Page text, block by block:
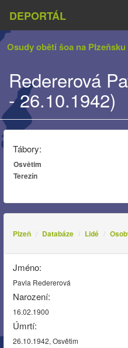
DEPORTÁL
Osudy obětí šoa na Plzeňsku
Redererová
- 26.10.1942)
Tábory:
Osvětim
Terezín
Plzeň Databáze Lidé
Jméno:
Pavla Redererová
Narození:
16.02.1900
Úmrtí:
26.10.1942, Osvětim